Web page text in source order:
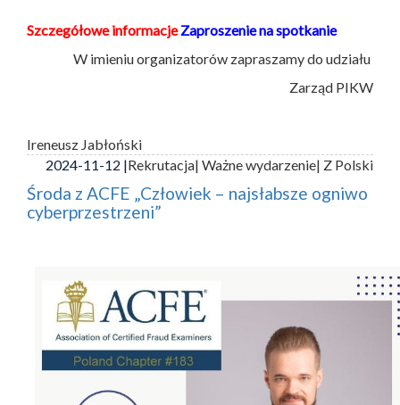
Szczegółowe informacje Zaproszenie na spotkanie
W imieniu organizatorów zapraszamy do udziału
Zarząd PIKW
Ireneusz Jabłoński
2024-11-12 |Rekrutacja| Ważne wydarzenie| Z Polski
Środa z ACFE „Człowiek – najsłabsze ogniwo
cyberprzestrzeni”